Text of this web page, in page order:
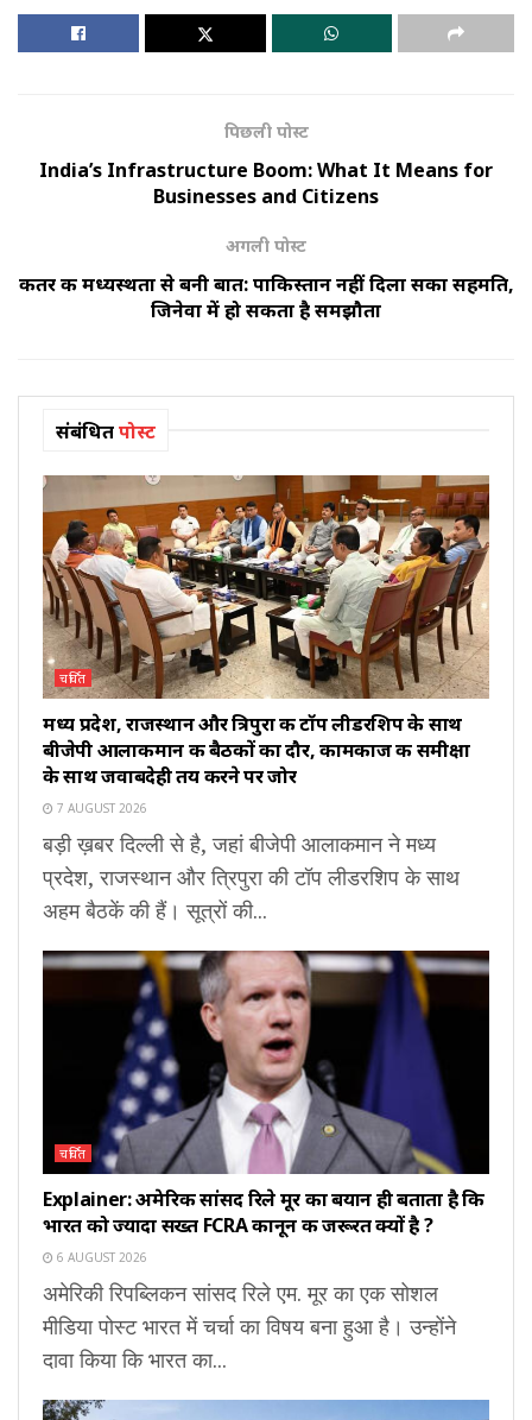
पिछली पोस्ट
India’s Infrastructure Boom: What It Means for
Businesses and Citizens
अगली पोस्ट
कतर की मध्यस्थता से बनी बात: पाकिस्तान नहीं दिला सका सहमति,
जिनेवा में हो सकता है समझौता
संबंधितपोस्ट
चर्चित
मध्य प्रदेश, राजस्थान और त्रिपुरा की टॉप लीडरशिप के साथ
बीजेपी आलाकमान की बैठकों का दौर, कामकाज की समीक्षा
के साथ जवाबदेही तय करने पर जोर
7 AUGUST 2026
बड़ी ख़बर दिल्ली से है, जहां बीजेपी आलाकमान ने मध्य
प्रदेश, राजस्थान और त्रिपुरा की टॉप लीडरशिप के साथ
अहम बैठकें की हैं। सूत्रों की...
चर्चित
Explainer: अमेरिकी सांसद रिले मूर का बयान ही बताता है कि
भारत को ज्यादा सख्त FCRA कानून की जरूरत क्यों है ?
6 AUGUST 2026
अमेरिकी रिपब्लिकन सांसद रिले एम. मूर का एक सोशल
मीडिया पोस्ट भारत में चर्चा का विषय बना हुआ है। उन्होंने
दावा किया कि भारत का...